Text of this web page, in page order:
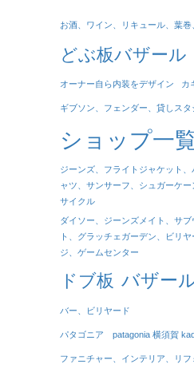
お酒、ワイン、リキュール、葉巻
どぶ板バザール
オーナー自ら内装をデザイン カ
ギブソン、フェンダー、貸しスタ
ショップ一
ジーンズ、フライトジャケット
ャツ、サンサーフ、シュガーケ
サイクル
ダイソー、ジーンズメイト、サ
ト、グラッチェガーデン、ビリ
ジ、ゲームセンター
ドブ板 バザー
バー、ビリヤード
パタゴニア patagonia 横須賀
ファニチャー、インテリア、リフ